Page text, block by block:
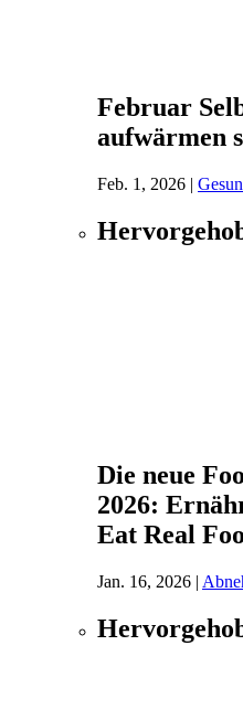
Februar
aufwärmen
Feb. 1, 2026 |
Die neue
2026:
Eat Real
Jan. 16, 2026 |